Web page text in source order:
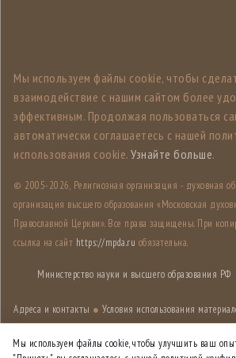
Мы используем файлы cookie, чтобы
взаимодействие с нашим сайтом более
эффективным. Продолжая пользоваться
автоматически соглашаетесь с нашей
использования cookie. Узнайте больше.
© 2005-2026, Религиозная организация - духовная
организация высшего образования «Московская
Православной Церкви». Все права защищены. При
ссылка на сайт https://mpda.ru обязательна.
Министерство науки и высшего образования РФ
Адреса и контакты ● Условия использования
конфиденциальности●Карта сайта
Мы используем файлы cookie, чтобы улучшить ваш